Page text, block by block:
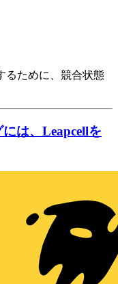
るために、競合状態
は、Leapcellを